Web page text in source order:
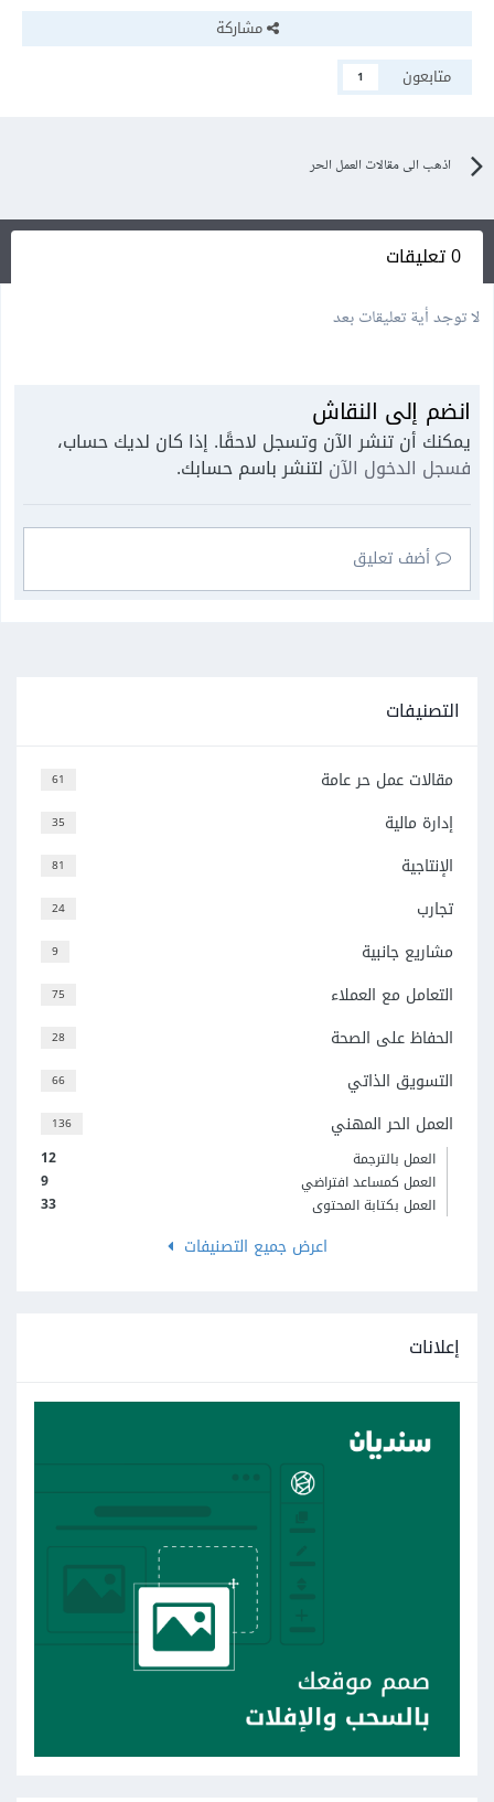
مشاركة
متابعون
1
اذهب الى مقالات العمل الحر
0 تعليقات
لا توجد أية تعليقات بعد
انضم إلى النقاش
يمكنك أن تنشر الآن وتسجل لاحقًا. إذا كان لديك حساب،
فسجل الدخول الآن لتنشر باسم حسابك.
أضف تعليق
التصنيفات
61 مقالات عمل حر عامة
35 إدارة مالية
81 الإنتاجية
24 تجارب
9 مشاريع جانبية
75 التعامل مع العملاء
28 الحفاظ على الصحة
66 التسويق الذاتي
136 العمل الحر المهني
12
العمل بالترجمة
9
العمل كمساعد افتراضي
33
العمل بكتابة المحتوى
اعرض جميع التصنيفات
إعلانات